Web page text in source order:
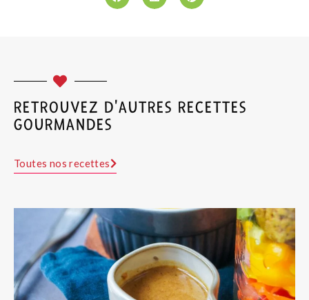
RETROUVEZ D'AUTRES RECETTES
GOURMANDES
Toutes nos recettes